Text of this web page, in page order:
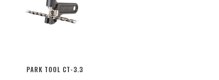
PARK TOOL CT-3.3